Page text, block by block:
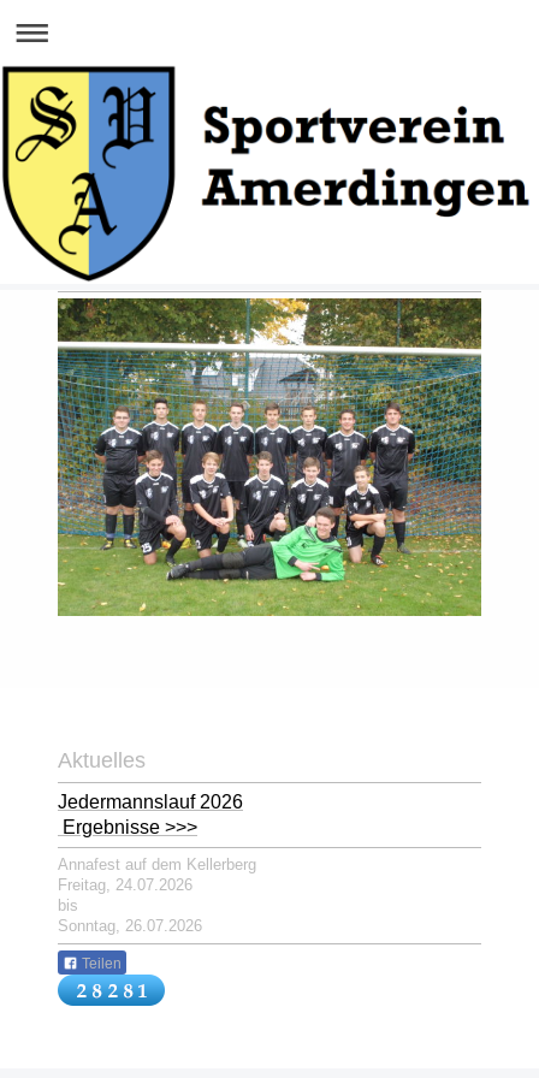
Aktuelles
Jedermannslauf 2026
Ergebnisse >>>
Annafest auf dem Kellerberg
Freitag, 24.07.2026
bis
Sonntag, 26.07.2026
Teilen